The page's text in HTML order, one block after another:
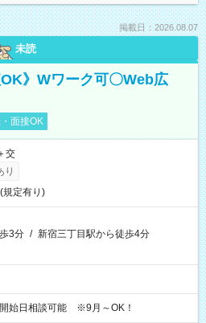
掲載日：2026.08.07
未読
》Wワーク可〇Web広
面接OK
交
り
規定有り)
3分 / 新宿三丁目駅から徒歩4分
始日相談可能 ※9月～OK！